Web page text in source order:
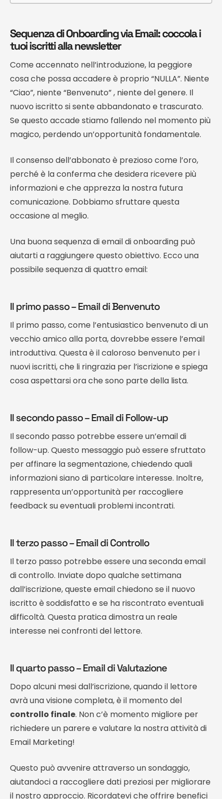
Sequenza di Onboarding via Email: coccola i
tuoi iscritti alla newsletter
Come accennato nell’introduzione, la peggiore
cosa che possa accadere è proprio “NULLA”. Niente
“Ciao”, niente “Benvenuto” , niente del genere. Il
nuovo iscritto si sente abbandonato e trascurato.
Se questo accade stiamo fallendo nel momento più
magico, perdendo un’opportunità fondamentale.
Il consenso dell’abbonato è prezioso come l’oro,
perché è la conferma che desidera ricevere più
informazioni e che apprezza la nostra futura
comunicazione. Dobbiamo sfruttare questa
occasione al meglio.
Una buona sequenza di email di onboarding può
aiutarti a raggiungere questo obiettivo. Ecco una
possibile sequenza di quattro email:
Il primo passo – Email di Benvenuto
Il primo passo, come l’entusiastico benvenuto di un
vecchio amico alla porta, dovrebbe essere l’email
introduttiva. Questa è il caloroso benvenuto per i
nuovi iscritti, che li ringrazia per l’iscrizione e spiega
cosa aspettarsi ora che sono parte della lista.
Il secondo passo – Email di Follow-up
Il secondo passo potrebbe essere un’email di
follow-up. Questo messaggio può essere sfruttato
per affinare la segmentazione, chiedendo quali
informazioni siano di particolare interesse. Inoltre,
rappresenta un’opportunità per raccogliere
feedback su eventuali problemi incontrati.
Il terzo passo – Email di Controllo
Il terzo passo potrebbe essere una seconda email
di controllo. Inviate dopo qualche settimana
dall’iscrizione, queste email chiedono se il nuovo
iscritto è soddisfatto e se ha riscontrato eventuali
difficoltà. Questa pratica dimostra un reale
interesse nei confronti del lettore.
Il quarto passo – Email di Valutazione
Dopo alcuni mesi dall’iscrizione, quando il lettore
avrà una visione completa, è il momento del
controllo finale. Non c’è momento migliore per
richiedere un parere e valutare la nostra attività di
Email Marketing!
Questo può avvenire attraverso un sondaggio,
aiutandoci a raccogliere dati preziosi per migliorare
il nostro approccio. Ricordatevi che offrire benefici